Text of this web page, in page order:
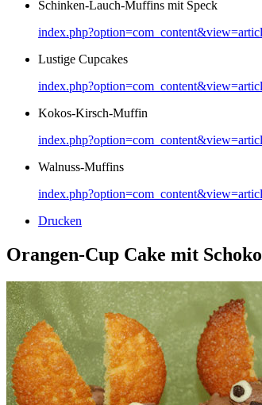
Schinken-Lauch-Muffins mit Speck
Lustige Cupcakes
Kokos-Kirsch-Muffin
Walnuss-Muffins
Drucken
Orangen-Cup Cake mit